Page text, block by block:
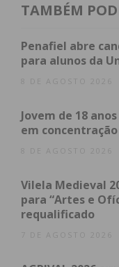
TAMBÉM
Penafiel abre
para alunos da
8 DE AGOSTO 2026
Jovem de 18
em
8 DE AGOSTO 2026
Vilela Medieval
para “Artes e
requalificado
7 DE AGOSTO 2026